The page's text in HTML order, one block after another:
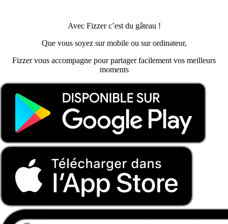
Avec Fizzer c’est du gâteau !
Que vous soyez sur mobile ou sur ordinateur,
Fizzer vous accompagne pour partager facilement vos meilleurs
moments